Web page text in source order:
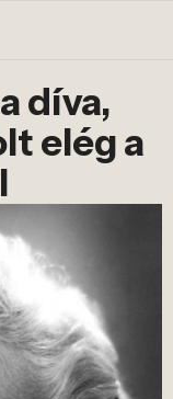
díva,
elég a